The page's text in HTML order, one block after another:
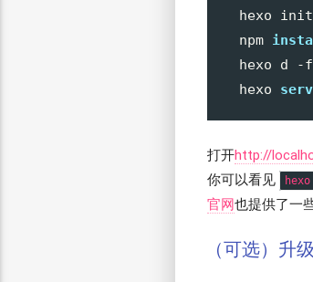
hexo init
npm
hexo d -
hexo
打开http://
你可以看见
hexo
官网也提供了一
（可选）升